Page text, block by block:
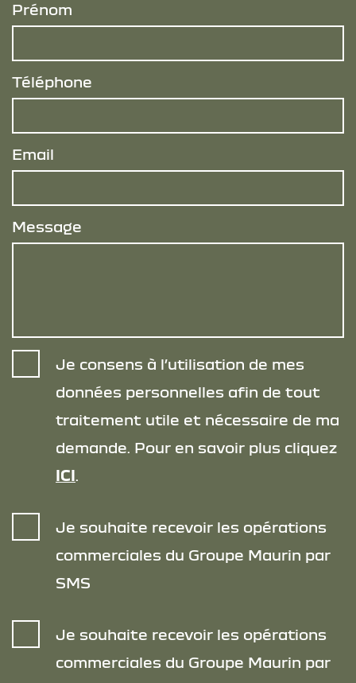
Prénom
Téléphone
Email
Message
Je consens à l’utilisation de mes
données personnelles afin de tout
traitement utile et nécessaire de ma
demande. Pour en savoir plus cliquez
ICI
Je souhaite recevoir les opérations
commerciales du Groupe Maurin par
SMS
Je souhaite recevoir les opérations
commerciales du Groupe Maurin par